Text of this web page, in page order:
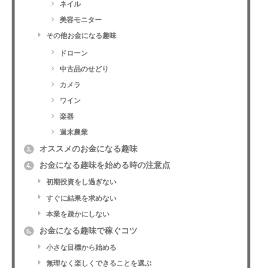
ネイル
美容モニター
その他お金になる趣味
ドローン
中古品のせどり
カメラ
ワイン
楽器
週末農業
3. オススメのお金になる趣味
4. お金になる趣味を始める時の注意点
初期投資をし過ぎない
すぐに結果を求めない
本業を疎かにしない
5. お金になる趣味で稼ぐコツ
小さな目標から始める
無理なく楽しくできることを選ぶ